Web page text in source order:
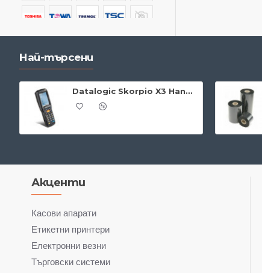
Видеорекордери
Восъчни
/Wax
Деактиватори и
детачери
Детектори
Индустриални принтери
Касови апарати
Компютри с
Най-търсени
Datalogic Skorpio X3 Handheld + WiFi & Bluetooth
Акценти
Касови апарати
Етикетни принтери
Електронни везни
Търговски системи